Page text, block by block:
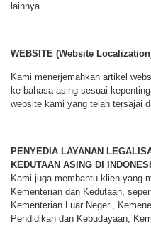
lainnya.
WEBSITE (Website
Kami menerjemahkan artikel
ke bahasa asing sesuai
website kami yang telah tersajai
PENYEDIA LAYANAN
KEDUTAAN ASING DI
Kami juga membantu klien yang
Kementerian dan Kedutaan,
Kementerian Luar Negeri,
Pendidikan dan Kebudayaan,